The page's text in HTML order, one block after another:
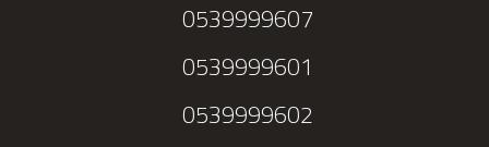
0539999607
0539999601
0539999602